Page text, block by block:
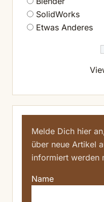
SolidWorks
Etwas Anderes
Melde Dich hier
über neue Artikel
informiert werden
Name